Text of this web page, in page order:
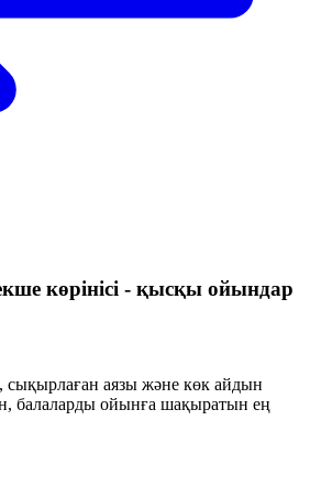
көрінісі - қысқы ойындар
аязы және көк айдын
балаларды ойынға шақыратын ең